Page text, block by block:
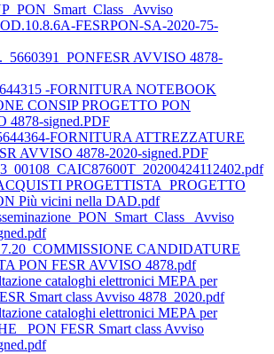
Avviso
FESRPON-SA-2020-75-
AVVISO 4878-
-FORNITURA NOTEBOOK
CONSIP PROGETTO PON
4878-signed.PDF
FORNITURA ATTREZZATURE
AVVISO 4878-2020-signed.PDF
PROGETTISTA_PROGETTO
Più vicini nella DAD.pdf
Avviso
CANDIDATURE
PON FESR AVVISO 4878.pdf
cataloghi elettronici MEPA per
Smart class Avviso 4878_2020.pdf
cataloghi elettronici MEPA per
PON FESR Smart class Avviso